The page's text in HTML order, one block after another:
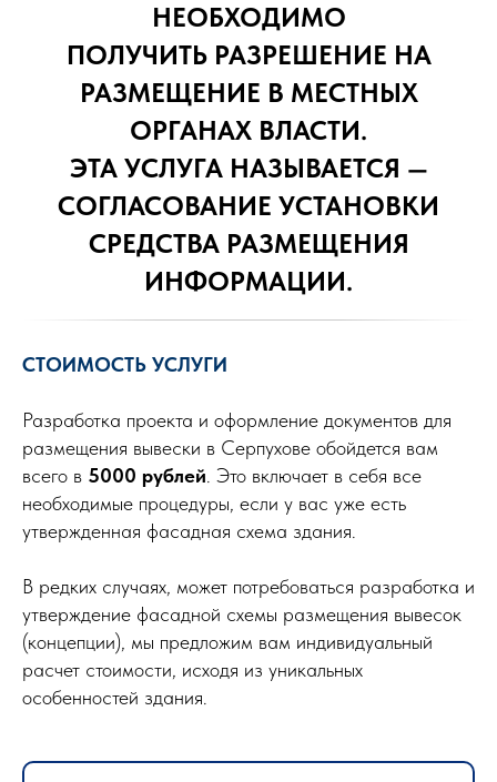
НЕОБХОДИМО
ПОЛУЧИТЬ РАЗРЕШЕНИЕ НА
РАЗМЕЩЕНИЕ В МЕСТНЫХ
ОРГАНАХ ВЛАСТИ.
ЭТА УСЛУГА НАЗЫВАЕТСЯ —
СОГЛАСОВАНИЕ УСТАНОВКИ
СРЕДСТВА РАЗМЕЩЕНИЯ
ИНФОРМАЦИИ.
СТОИМОСТЬ УСЛУГИ
Разработка проекта и оформление документов для
размещения вывески в Серпухове обойдется вам
всего в 5000 рублей . Это включает в себя все
необходимые процедуры, если у вас уже есть
утвержденная фасадная схема здания.
В редких случаях, может потребоваться разработка и
утверждение фасадной схемы размещения вывесок
(концепции), мы предложим вам индивидуальный
расчет стоимости, исходя из уникальных
особенностей здания.